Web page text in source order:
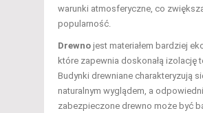
warunki atmosferyczne, co
popularność.
Drewno jest materiałem bardziej
które zapewnia doskonałą izolację
Budynki drewniane charakteryzują
naturalnym wyglądem, a
zabezpieczone drewno może być